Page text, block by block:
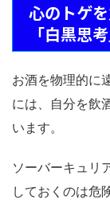
心のトゲ
「白黒思
お酒を物理的に
には、自分を飲
います。
ソーバーキュリ
しておくのは危